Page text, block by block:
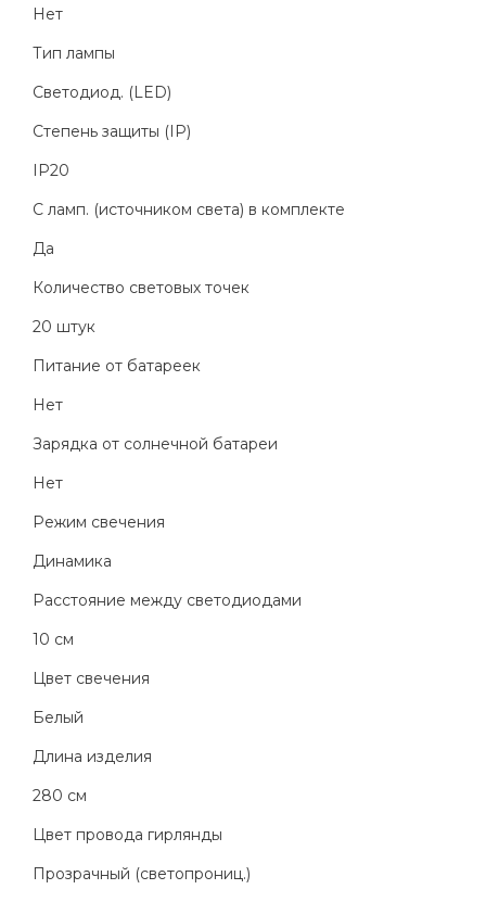
Нет
Тип лампы
Светодиод. (LED)
Степень защиты (IP)
IP20
С ламп. (источником света) в комплекте
Да
Количество световых точек
20 штук
Питание от батареек
Нет
Зарядка от солнечной батареи
Нет
Режим свечения
Динамика
Расстояние между светодиодами
10 см
Цвет свечения
Белый
Длина изделия
280 см
Цвет провода гирлянды
Прозрачный (светопрониц.)